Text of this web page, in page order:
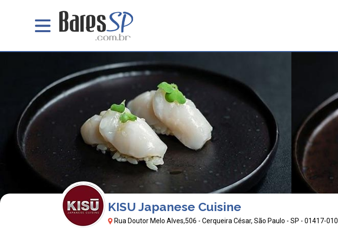
KISU Japanese Cuisine
Rua Doutor Melo Alves,506 - Cerqueira César, São Paulo - SP - 01417-010